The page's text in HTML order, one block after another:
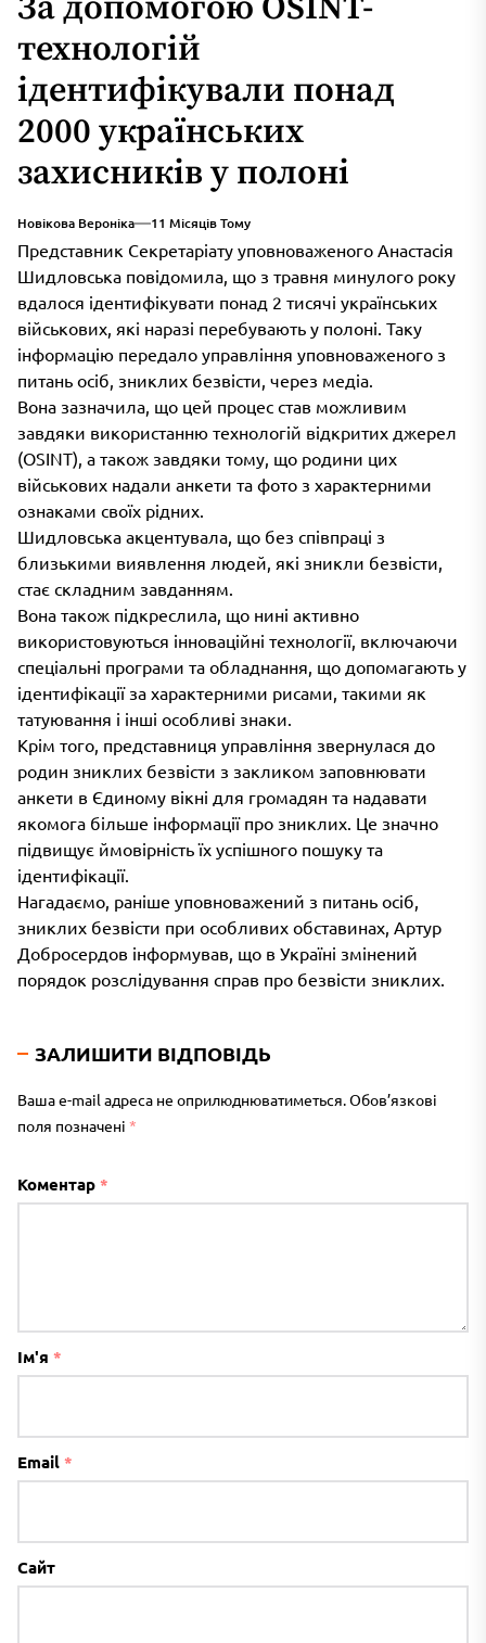
За допомогою OSINT-
технологій
ідентифікували понад
2000 українських
захисників у полоні
Новікова Вероніка 11 Місяців Тому
Представник Секретаріату уповноваженого Анастасія
Шидловська повідомила, що з травня минулого року
вдалося ідентифікувати понад 2 тисячі українських
військових, які наразі перебувають у полоні. Таку
інформацію передало управління уповноваженого з
питань осіб, зниклих безвісти, через медіа.
Вона зазначила, що цей процес став можливим
завдяки використанню технологій відкритих джерел
(OSINT), а також завдяки тому, що родини цих
військових надали анкети та фото з характерними
ознаками своїх рідних.
Шидловська акцентувала, що без співпраці з
близькими виявлення людей, які зникли безвісти,
стає складним завданням.
Вона також підкреслила, що нині активно
використовуються інноваційні технології, включаючи
спеціальні програми та обладнання, що допомагають у
ідентифікації за характерними рисами, такими як
татуювання і інші особливі знаки.
Крім того, представниця управління звернулася до
родин зниклих безвісти з закликом заповнювати
анкети в Єдиному вікні для громадян та надавати
якомога більше інформації про зниклих. Це значно
підвищує ймовірність їх успішного пошуку та
ідентифікації.
Нагадаємо, раніше уповноважений з питань осіб,
зниклих безвісти при особливих обставинах, Артур
Добросердов інформував, що в Україні змінений
порядок розслідування справ про безвісти зниклих.
ЗАЛИШИТИ ВІДПОВІДЬ
Ваша e-mail адреса не оприлюднюватиметься.Обов’язкові
поля позначені *
Коментар *
Ім'я *
Email *
Сайт